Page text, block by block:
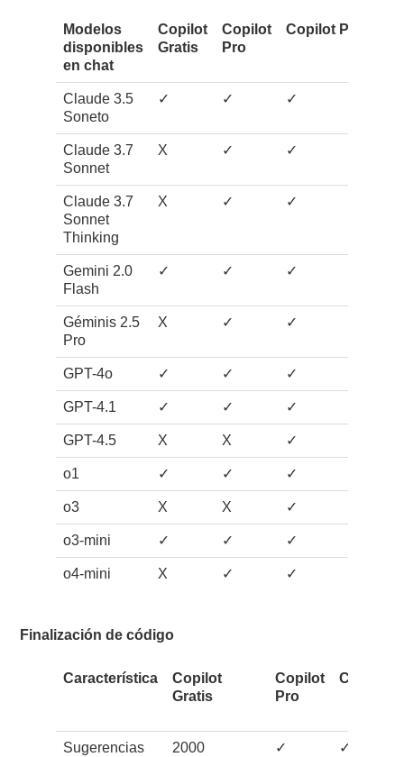
Modelos
disponibles
en chat
Copilot
Gratis
Copilot
Pro
Copilot Pro+
Claude 3.5
Soneto
✓ ✓ ✓
Claude 3.7
Sonnet
X ✓ ✓
Claude 3.7
Sonnet
Thinking
X ✓ ✓
Gemini 2.0
Flash
✓ ✓ ✓
Géminis 2.5
Pro
X ✓ ✓
GPT-4o ✓ ✓ ✓
GPT-4.1 ✓ ✓ ✓
GPT-4.5 X X ✓
o1 ✓ ✓ ✓
o3 X X ✓
o3-mini ✓ ✓ ✓
o4-mini X ✓ ✓
Finalización de código
Característica
Copilot
Gratis
Copilot
Pro
Copilot
Sugerencias
2000
✓ ✓